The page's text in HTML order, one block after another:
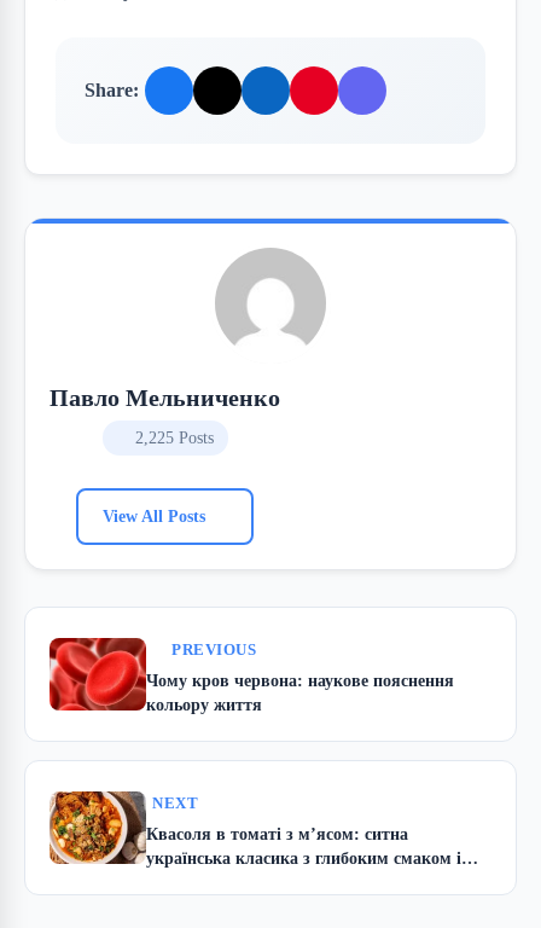
Share:
Павло Мельниченко
2,225 Posts
View All Posts
PREVIOUS
Чому кров червона: наукове пояснення
кольору життя
NEXT
Квасоля в томаті з м’ясом: ситна
українська класика з глибоким смаком і